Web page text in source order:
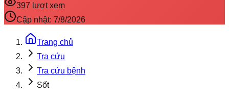
397 lượt xem
Cập nhật: 7/8/2026
Trang chủ
Tra cứu
Tra cứu bệnh
Sốt